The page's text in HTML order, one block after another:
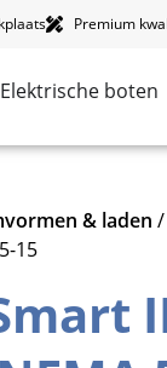
Premium
Elektrische boten
& laden /
15